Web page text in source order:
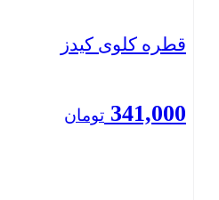
قطره کلوی کیدز
341,000 تومان